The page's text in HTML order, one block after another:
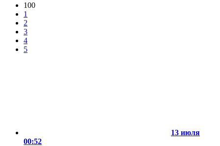
100
1
2
3
4
5
13 июля
00:52